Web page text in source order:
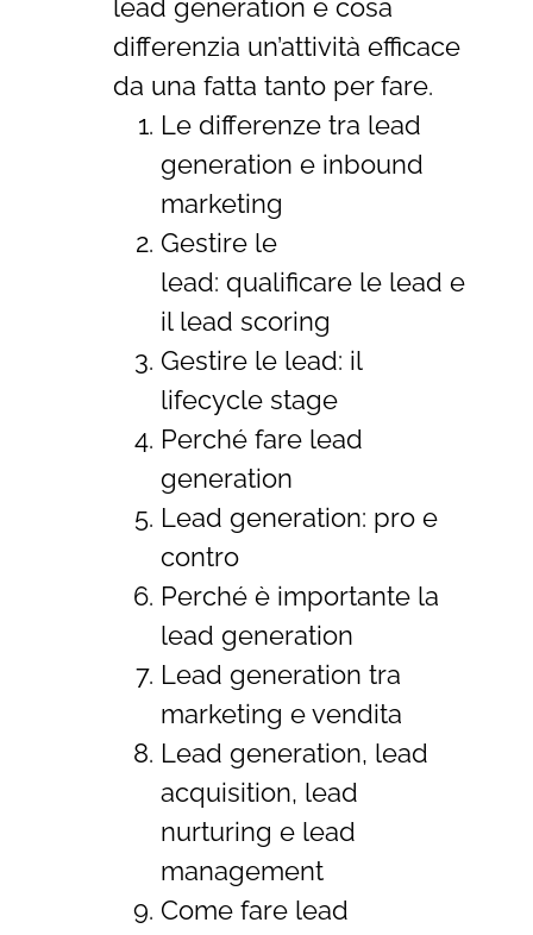
lead generation e cosa
differenzia un’attività efficace
da una fatta tanto per fare.
Le differenze tra lead
generation e inbound
marketing
Gestire le
lead: qualificare le lead e
il lead scoring
Gestire le lead: il
lifecycle stage
Perché fare lead
generation
Lead generation: pro e
contro
Perché è importante la
lead generation
Lead generation tra
marketing e vendita
Lead generation, lead
acquisition, lead
nurturing e lead
management
Come fare lead